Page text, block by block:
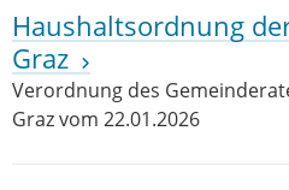
Haushaltsordnung
Graz
Verordnung des
Graz vom 22.01.2026